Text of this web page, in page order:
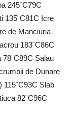
245¨C79C
135¨C81C Icre
de Manciuria
183¨C86C
78¨C89C Salau
de Dunare
115¨C93C Slab
82¨C96C